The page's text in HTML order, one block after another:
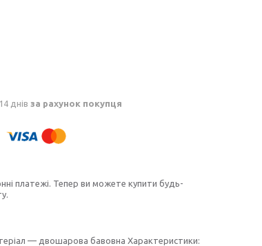
днів за рахунок покупця
платежі. Тепер ви можете купити будь-
— двошарова бавовна Характеристики: